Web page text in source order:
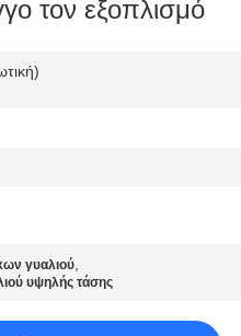
τον εξοπλισμό
γυαλιού,
υψηλής τάσης